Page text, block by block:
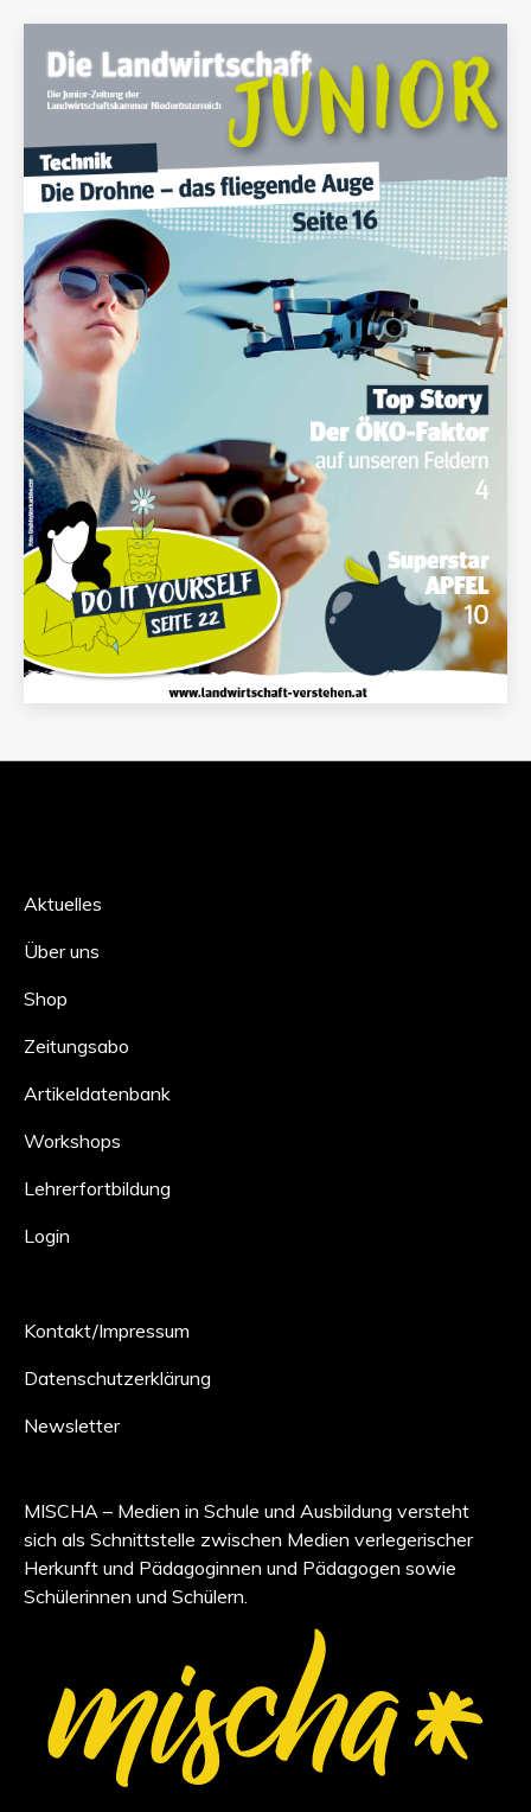
Aktuelles
Über uns
Shop
Zeitungsabo
Artikeldatenbank
Workshops
Lehrerfortbildung
Login
Kontakt/Impressum
Datenschutzerklärung
Newsletter
MISCHA – Medien in Schule und Ausbildung versteht
sich als Schnittstelle zwischen Medien verlegerischer
Herkunft und Pädagoginnen und Pädagogen sowie
Schülerinnen und Schülern.